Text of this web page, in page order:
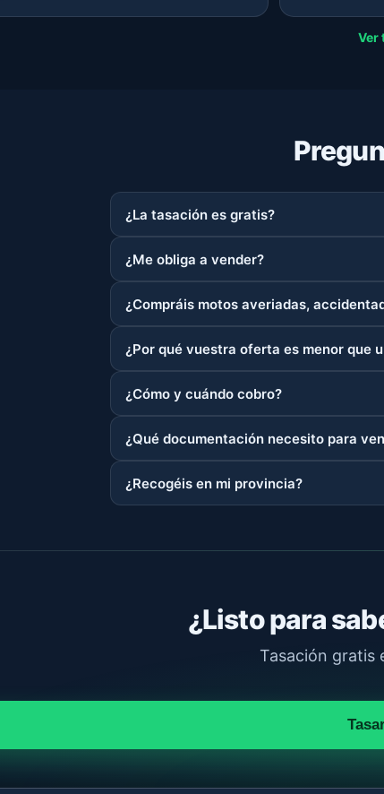
Ver
¿La tasación es gratis?
¿Me obliga a vender?
¿Compráis motos averiadas,
¿Por qué vuestra oferta es menor que
¿Cómo y cuándo cobro?
¿Qué documentación necesito para
¿Recogéis en mi provincia?
¿Listo para
Tasación gratis